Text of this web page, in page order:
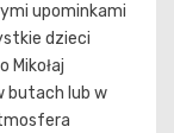
upominkami
dzieci
Mikołaj
butach lub w